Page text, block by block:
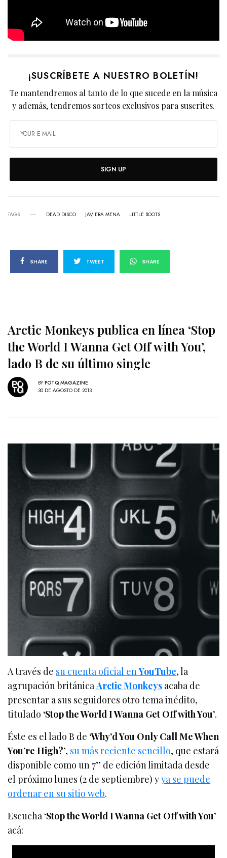
¡SUSCRÍBETE A NUESTRO BOLETÍN!
Te mantendremos al tanto de lo que sucede en la música
y además, tendremos sorteos exclusivos para suscrites.
SIGN UP
TAGS DEAD DISCO JAVIERA MENA LITTLE BOOTS
SHARE TWEET SHARE
Arctic Monkeys publica en línea ‘Stop
the World I Wanna Get Off with You’,
lado B de su último single
BY POTQ MAGAZINE
30 DE AGOSTO DE 2013
A través de su cuenta oficial enYouTube, la
agrupación británicaArctic Monkeys acaba de
presentar a sus seguidores otro tema inédito,
titulado ‘Stop the World I Wanna Get Off with You’.
Éste es el lado B de ‘Why’d You Only Call Me When
You’re High?’, su más reciente sencillo, que estará
disponible como un 7’’ de edición limitada desde
el próximo lunes (2 de septiembre) yya se puede
ordenar en su sitio web.
Escucha ‘Stop the World I Wanna Get Off with You’
acá: